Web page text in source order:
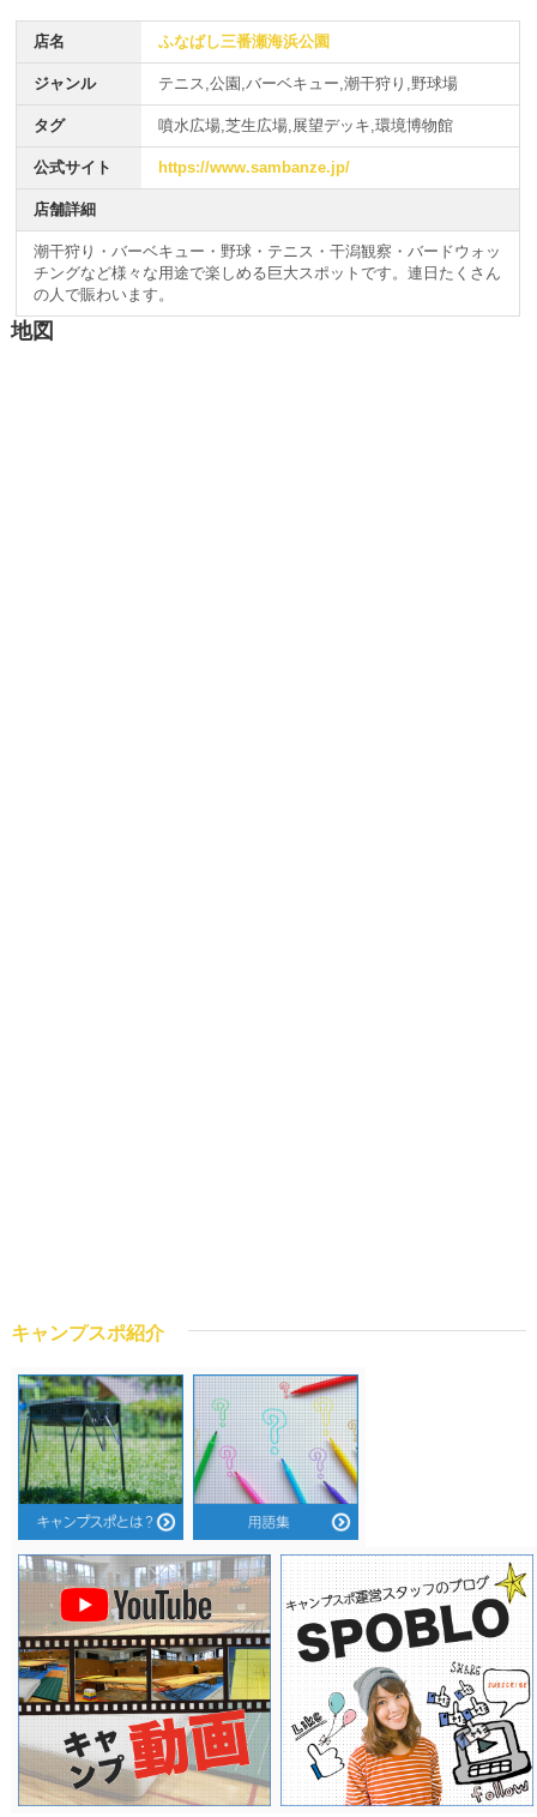
店名 ふなばし三番瀬海浜公園
ジャンル テニス,公園,バーベキュー,潮干狩り,野球場
タグ 噴水広場,芝生広場,展望デッキ,環境博物館
公式サイト https://www.sambanze.jp/
店舗詳細
潮干狩り・バーベキュー・野球・テニス・干潟観察・バードウォッ
チングなど様々な用途で楽しめる巨大スポットです。連日たくさん
の人で賑わいます。
地図
キャンプスポ紹介